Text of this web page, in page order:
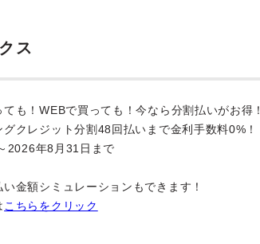
ス
ても！WEBで買っても！今なら分割払いがお得！
グクレジット分割48回払いまで金利手数料0%！
2026年8月31日まで
い金額シミュレーションもできます！
こちらをクリック